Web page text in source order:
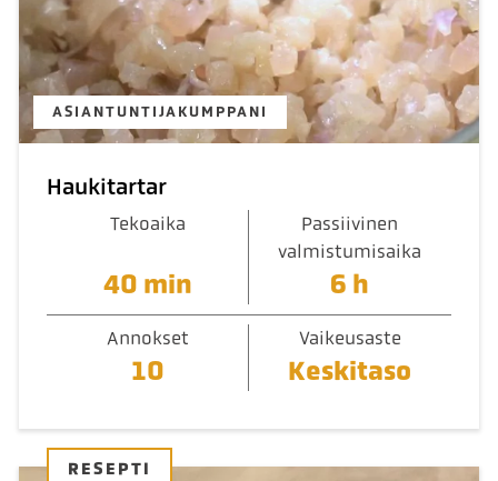
ASIANTUNTIJAKUMPPANI
Haukitartar
Tekoaika
40 min
Passiivinen
valmistumisaika
6 h
Annokset
10
Vaikeusaste
Keskitaso
RESEPTI